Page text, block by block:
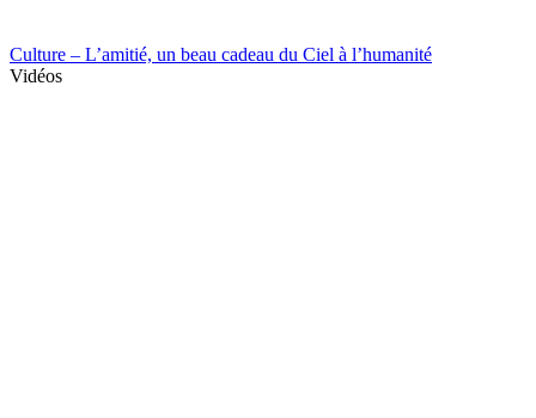
Culture – L’amitié, un beau cadeau du Ciel à l’humanité
Vidéos